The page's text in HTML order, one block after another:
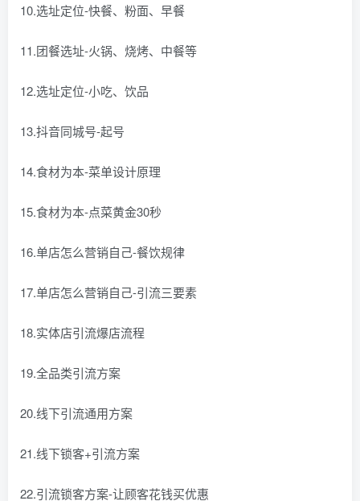
10.选址定位-快餐、粉面、早餐
11.团餐选址-火锅、烧烤、中餐等
12.选址定位-小吃、饮品
13.抖音同城号-起号
14.食材为本-菜单设计原理
15.食材为本-点菜黄金30秒
16.单店怎么营销自己-餐饮规律
17.单店怎么营销自己-引流三要素
18.实体店引流爆店流程
19.全品类引流方案
20.线下引流通用方案
21.线下锁客+引流方案
22.引流锁客方案-让顾客花钱买优惠